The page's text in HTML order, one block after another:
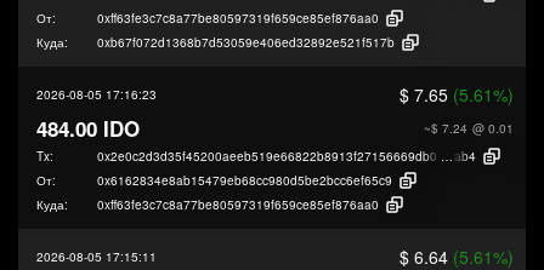
От:
0xff63fe3c7c8a77be80597319f659ce85ef876aa0
Куда:
0xb67f072d1368b7d53059e406ed32892e521f517b
2026-08-05 17:16:23 $ 7.65 (5.61%)
~$ 7.24 @ 0.01
484.00 IDO
Tx: 0x2e0c2d3d35f45200aeeb519e66822b8913f27156669db0ed0c7739985cea3
ab4
От:
0x6162834e8ab15479eb68cc980d5be2bcc6ef65c9
Куда:
0xff63fe3c7c8a77be80597319f659ce85ef876aa0
2026-08-05 17:15:11 $ 6.64 (5.61%)